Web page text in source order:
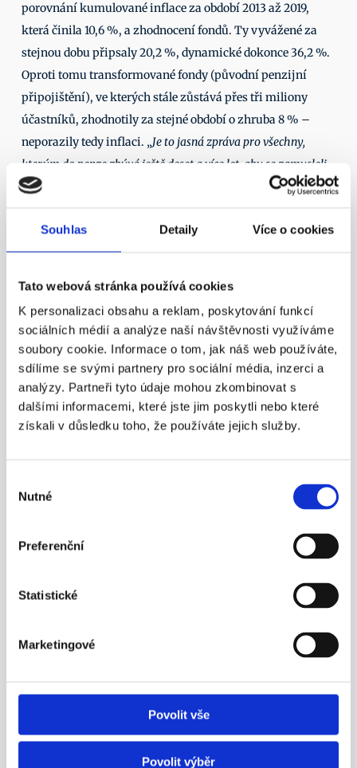
Souhlas Detaily Více o cookies
Tato webová stránka používá cookies
K personalizaci obsahu a reklam, poskytování funkcí
sociálních médií a analýze naší návštěvnosti využíváme
soubory cookie. Informace o tom, jak náš web používáte,
sdílíme se svými partnery pro sociální média, inzerci a
analýzy. Partneři tyto údaje mohou zkombinovat s
dalšími informacemi, které jste jim poskytli nebo které
získali v důsledku toho, že používáte jejich služby.
souhlasu
Nutné
Preferenční
Statistické
Marketingové
Povolit vše
Povolit výběr
porovnání kumulované inflace za období 2013 až 2019,
která činila 10,6 %, a zhodnocení fondů. Ty vyvážené za
stejnou dobu připsaly 20,2 %, dynamické dokonce 36,2 %.
Oproti tomu transformované fondy (původní penzijní
připojištění), ve kterých stále zůstává přes tři miliony
účastníků, zhodnotily za stejné období o zhruba 8 % –
neporazily tedy inflaci. „Je to jasná zpráva pro všechny,
kterým do penze zbývá ještě deset a více let, aby se zamysleli
nad tím, jestli je pro ně opravdu tak zásadní jistota garance na
přirozené výkyvy trhu a důležitá je pro ně naspořená částka
na konci spoření,“ dodává Poklop.
11. 4. 2016
nestačí!
Nezapomínejme ani na novinku – možnost mít
Více info
¶